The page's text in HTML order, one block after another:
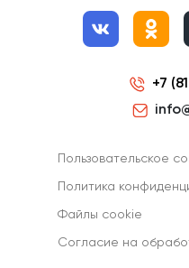
+7
Пользовательское
Политика
Файлы cookie
Согласиe на